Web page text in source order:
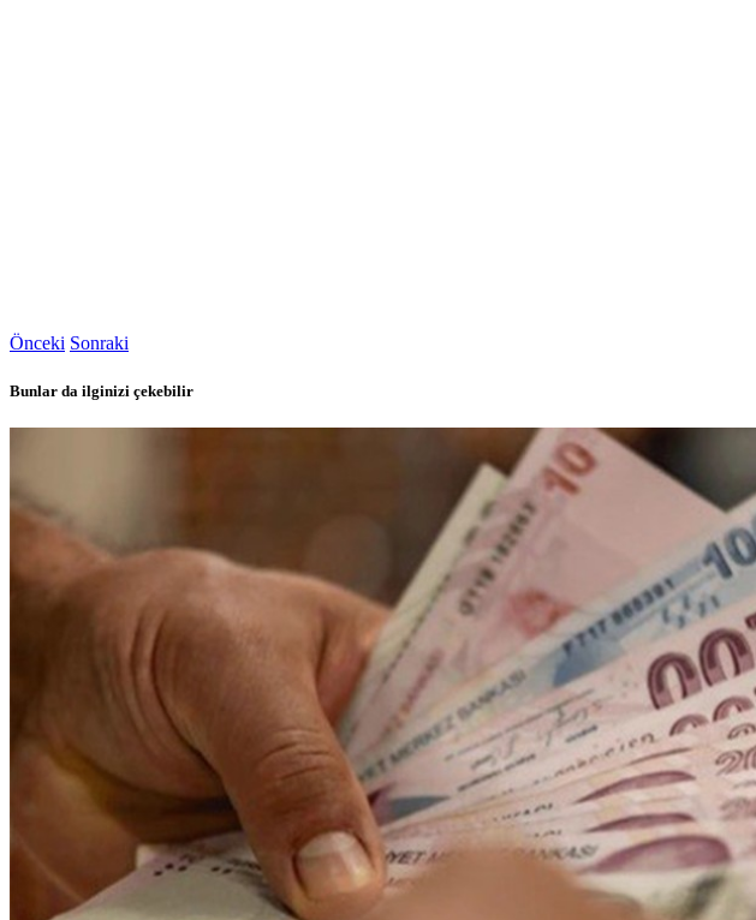
Önceki Sonraki
Bunlar da ilginizi çekebilir